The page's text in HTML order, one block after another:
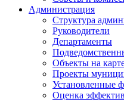
Администрация
Структура
Руководители
Департаменты
Объекты на
Проекты
Установленные
Оценка